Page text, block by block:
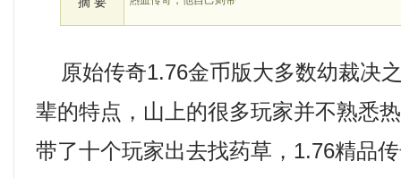
原始传奇1.76金币版大多数幼裁决
辈的特点，山上的很多玩家并不熟悉
带了十个玩家出去找药草，1.76精品